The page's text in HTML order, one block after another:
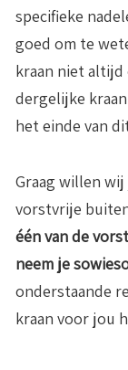
specifieke
goed om te
kraan niet altijd
dergelijke
het einde van
Graag willen
vorstvrije
één van de
neem je
onderstaande
kraan voor jou